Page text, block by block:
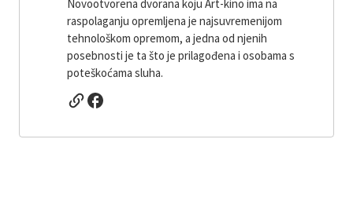
Novootvorena dvorana koju Art-kino ima na
raspolaganju opremljena je najsuvremenijom
tehnološkom opremom, a jedna od njenih
posebnosti je ta što je prilagođena i osobama s
poteškoćama sluha.